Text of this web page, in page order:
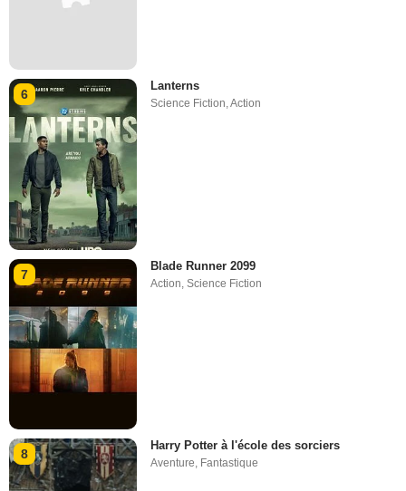
6
Lanterns
Science Fiction,Action
7
Blade Runner 2099
Action ,Science Fiction
8
Harry Potter à l'école des sorciers
Aventure, Fantastique